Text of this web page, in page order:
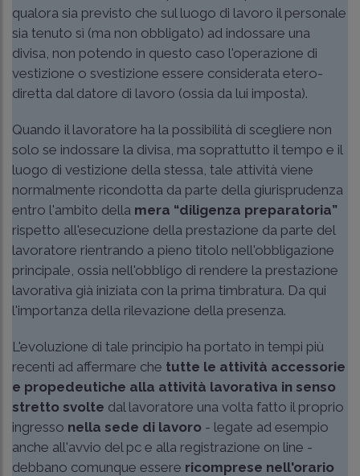
qualora sia previsto che sul luogo di lavoro il personale
sia tenuto sì (ma non obbligato) ad indossare una
divisa, non potendo in questo caso l'operazione di
vestizione o svestizione essere considerata etero-
diretta dal datore di lavoro (ossia da lui imposta).
Quando il lavoratore ha la possibilità di scegliere non
solo se indossare la divisa, ma soprattutto il tempo e il
luogo di vestizione della stessa, tale attività viene
normalmente ricondotta da parte della giurisprudenza
entro l'ambito della mera “diligenza preparatoria”
rispetto all'esecuzione della prestazione da parte del
lavoratore rientrando a pieno titolo nell'obbligazione
principale, ossia nell'obbligo di rendere la prestazione
lavorativa già iniziata con la prima timbratura. Da qui
l'importanza della rilevazione della presenza.
L'evoluzione di tale principio ha portato in tempi più
recenti ad affermare che tutte le attività accessorie
e propedeutiche alla attività lavorativa in senso
stretto svolte dal lavoratore una volta fatto il proprio
ingresso nella sede di lavoro - legate ad esempio
anche all'avvio del pc e alla registrazione on line -
debbano comunque essere ricomprese nell'orario